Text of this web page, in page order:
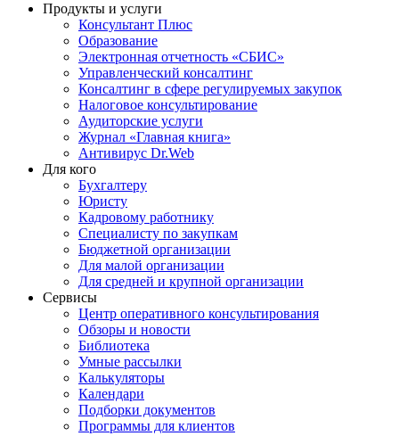
Продукты и услуги
Консультант Плюс
Образование
Электронная отчетность «СБИС»
Управленческий консалтинг
Консалтинг в сфере регулируемых закупок
Налоговое консультирование
Аудиторские услуги
Журнал «Главная книга»
Антивирус Dr.Web
Для кого
Бухгалтеру
Юристу
Кадровому работнику
Специалисту по закупкам
Бюджетной организации
Для малой организации
Для средней и крупной организации
Сервисы
Центр оперативного консультирования
Обзоры и новости
Библиотека
Умные рассылки
Калькуляторы
Календари
Подборки документов
Программы для клиентов